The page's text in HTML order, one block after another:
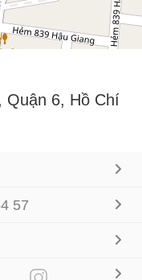
Quận 6, Hồ Chí
57